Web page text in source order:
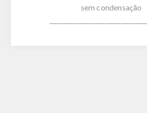
sem condensação